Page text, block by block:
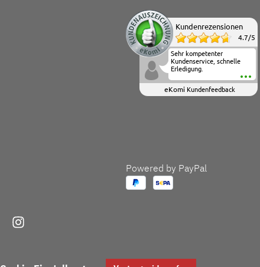
Kundenrezensionen
4.7/5
Sehr kompetenter
Kundenservice, schnelle
Erledigung.
eKomi Kundenfeedback
Powered by PayPal